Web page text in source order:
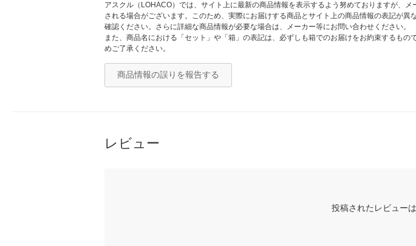
アスクル（LOHACO）では、サイト上に最新の商品情報を表示するよう努めておりますが、
される場合がございます。このため、実際にお届けする商品とサイト上の商品情報の表記が
確認ください。さらに詳細な商品情報が必要な場合は、メーカー等にお問い合わせください。
また、商品名における「セット」や「箱」の表記は、必ずしも箱でのお届けをお約束するも
めご了承ください。
商品情報の誤りを報告する
レビュー
投稿されたレビュー